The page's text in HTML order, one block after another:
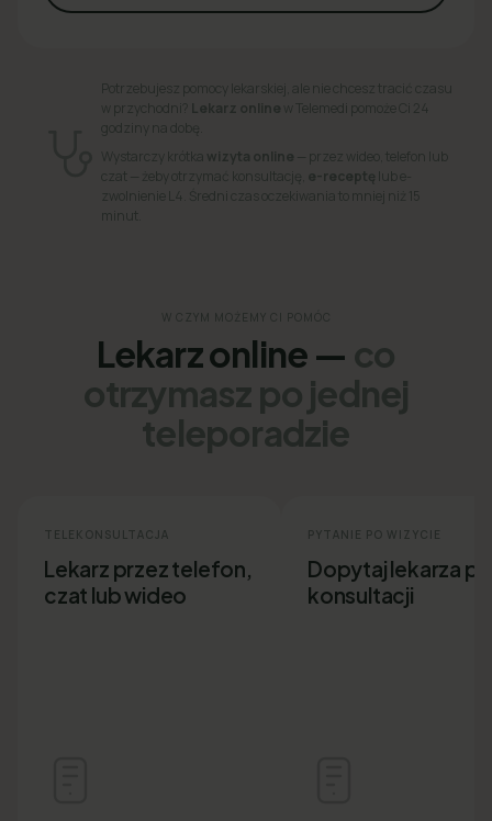
Potrzebujesz pomocy lekarskiej, ale nie chcesz tracić czasu
w przychodni? Lekarz online w Telemedi pomoże Ci 24
godziny na dobę.
Wystarczy krótka wizyta online — przez wideo, telefon lub
czat — żeby otrzymać konsultację, e-receptę lub e-
zwolnienie L4. Średni czas oczekiwania to mniej niż 15
minut.
W CZYM MOŻEMY CI POMÓC
Lekarz online — co
otrzymasz po jednej
teleporadzie
TELEKONSULTACJA
Lekarz przez telefon,
czat lub wideo
PYTANIE PO WIZYCIE
Dopytaj lekarza po
konsultacji